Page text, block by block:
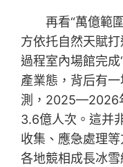
再看“萬億範
方依托自然天賦
過程室內場館完
產業態，背后有
測，2025—2026
3.6億人次。這并
收集、應急處理
各地競相成長冰